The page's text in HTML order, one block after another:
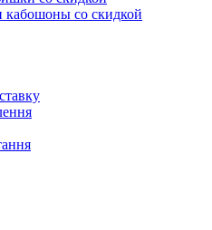
кабошоны со скидкой